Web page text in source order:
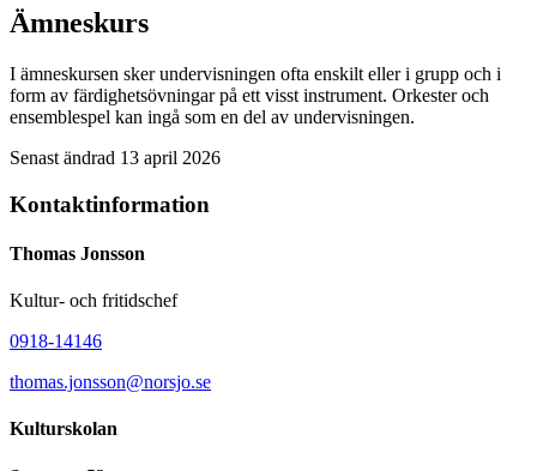
Ämneskurs
I ämneskursen sker undervisningen ofta enskilt eller i grupp och i
form av färdighetsövningar på ett visst instrument. Orkester och
ensemblespel kan ingå som en del av undervisningen.
Senast ändrad 13 april 2026
Kontaktinformation
Thomas Jonsson
Kultur- och fritidschef
0918-14146
thomas.jonsson@norsjo.se
Kulturskolan